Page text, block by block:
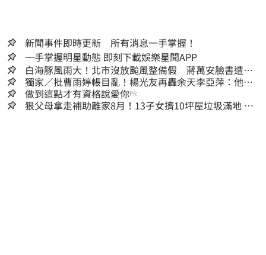
新聞事件即時更新 所有消息一手掌握！
一手掌握明星動態 即刻下載娛樂星聞APP
白海豚風雨大！北市沒放颱風整備假 蔣萬安臉書遭網
友灌爆：標準在哪？
獨家／批曹雨婷帳目亂！楊光友再轟余天李亞萍：他們
工會跟演藝圈沒關
做到這點才有資格說愛你PR
狠父母拿走補助離家8月！13子女擠10坪屋垃圾滿地 驚